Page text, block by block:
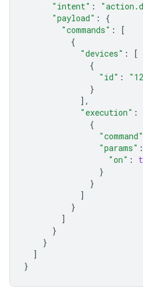
"intent" :
"payload" :
{
"commands" :
[
{
"devices" :
[
{
"id" :
}
],
"execution" :
{
"command"
"params" :
"on" :
}
}
]
}
]
}
}
]
}